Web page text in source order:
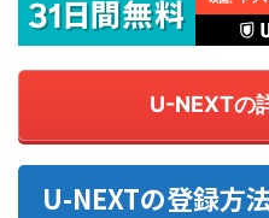
U-NEXTの
U-NEXTの登録方